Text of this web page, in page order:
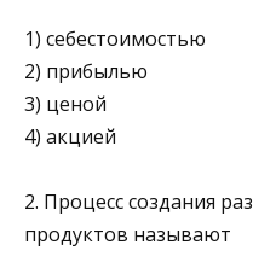
1) себестоимостью
2) прибылью
3) ценой
4) акцией
2. Процесс создания
продуктов называют